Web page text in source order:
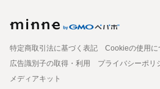
特定商取引法に基づく表記
Cookieの使用に
広告識別子の取得・利用
プライバシーポリ
メディアキット